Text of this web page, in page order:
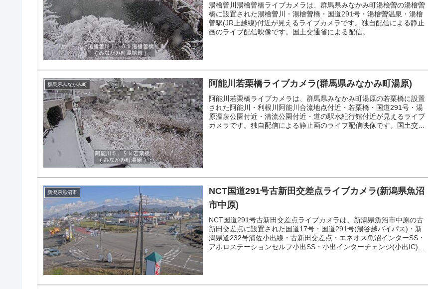
湯檜曽川湯檜曽橋ライブカメラは、群馬県みなかみ町湯桧曽の湯檜曽
橋に設置された湯檜曽川・湯檜曽橋・国道291号・湯檜曽温泉・湯檜
曽駅(JR上越線)付近が見えるライブカメラです。独自配信による静止
画のライブ配信映像です。国土交通省による配信。
群馬県みなかみ町 阿能川若栗橋ライブカメラ(群馬県みなかみ町湯原)
阿能川若栗橋ライブカメラは、群馬県みなかみ町湯原の若栗橋に設置
された阿能川・利根川阿能川合流地点付近・若栗橋・国道291号・湯
原温泉公園付近・清流公園付近・道の駅水紀行館付近が見えるライブ
カメラです。独自配信による静止画のライブ配信映像です。国土交通
新潟県魚沼市
NCT国道291号古新田交差点ライブカメラ(新潟県魚沼
市中原)
NCT国道291号古新田交差点ライブカメラは、新潟県魚沼市中原の古
新田交差点に設置された国道17号・国道291号(湯谷越バイパス)・新
潟県道232号浦佐小出線・古新田交差点・エネオス魚沼インターSS・
アポロステーションセルフ小出SS・小出インターチェンジ(小出IC)付
ィ・ティ)による配信。